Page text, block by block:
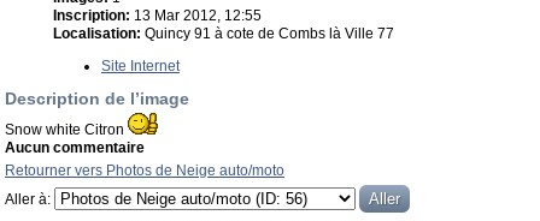
Inscription: 13 Mar 2012, 12:55
Localisation: Quincy 91 à cote de Combs là Ville 77
Site Internet
Description de l’image
Snow white Citron
Aucun commentaire
Retourner vers Photos de Neige auto/moto
Aller à: